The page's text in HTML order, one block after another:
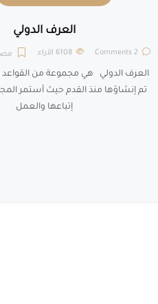
العرف الدولي
2 Comments الآراء
العرف الدولي هي مجموعة من القواعد
تم إنشاؤها منذ القدم حيث أستمر
إتباعها والعمل